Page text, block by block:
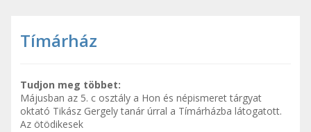
Tímárház
Tudjon meg többet:
Májusban az 5. c osztály a Hon és népismeret tárgyat
oktató Tikász Gergely tanár úrral a Tímárházba látogatott.
Az ötödikesek